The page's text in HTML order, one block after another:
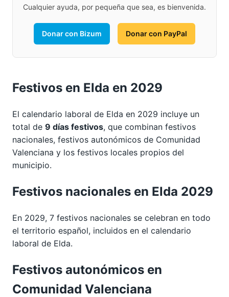
Cualquier ayuda, por pequeña que sea, es bienvenida.
Donar con Bizum Donar con PayPal
Festivos en Elda en 2029
El calendario laboral de Elda en 2029 incluye un
total de 9 días festivos, que combinan festivos
nacionales, festivos autonómicos de Comunidad
Valenciana y los festivos locales propios del
municipio.
Festivos nacionales en Elda 2029
En 2029, 7 festivos nacionales se celebran en todo
el territorio español, incluidos en el calendario
laboral de Elda.
Festivos autonómicos en
Comunidad Valenciana